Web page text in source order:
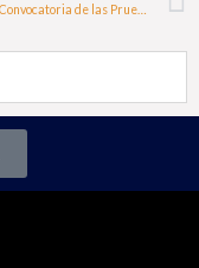
Baleares – Convocatoria de las Pruebas para Obtener la Habilitación Profesional 2024